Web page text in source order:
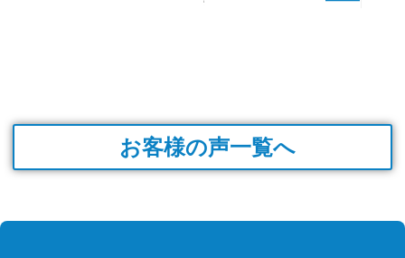
お客様の声一覧へ